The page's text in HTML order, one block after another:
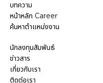
บทความ
หน้าหลัก Career
ค้นหาตำแหน่งงาน
นักลงทุนสัมพันธ์
ข่าวสาร
เกี่ยวกับเรา
ติดต่อเรา